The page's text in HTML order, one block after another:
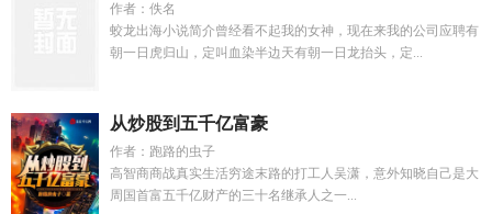
作者：佚名
蛟龙出海小说简介曾经看不起我的女神，现在来我的公司应聘有
朝一日虎归山，定叫血染半边天有朝一日龙抬头，定...
从炒股到五千亿富豪
作者：跑路的虫子
高智商商战真实生活穷途末路的打工人吴潇，意外知晓自己是大
周国首富五千亿财产的三十名继承人之一...